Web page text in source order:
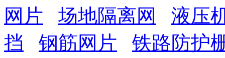
网片
场地隔离网
液压
挡
钢筋网片
铁路防护